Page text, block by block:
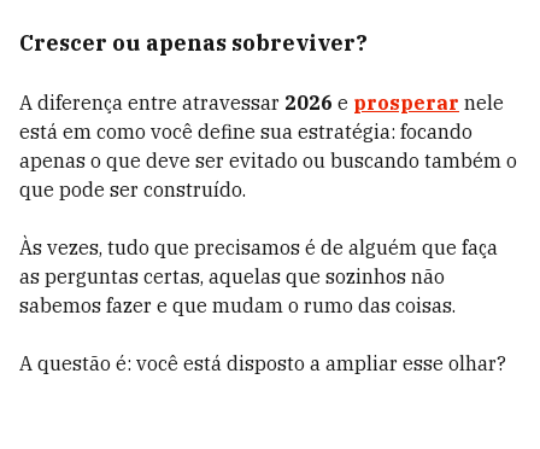
Crescer ou apenas sobreviver?
A diferença entre atravessar 2026 e prosperar nele
está em como você define sua estratégia: focando
apenas o que deve ser evitado ou buscando também o
que pode ser construído.
Às vezes, tudo que precisamos é de alguém que faça
as perguntas certas, aquelas que sozinhos não
sabemos fazer e que mudam o rumo das coisas.
A questão é: você está disposto a ampliar esse olhar?